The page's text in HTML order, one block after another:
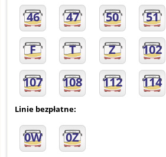
46 47 50 51
F T Z 102
107 108 112 114
Linie bezpłatne:
0W 0Z